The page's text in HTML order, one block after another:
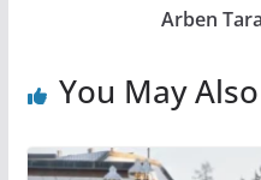
Arben
You May